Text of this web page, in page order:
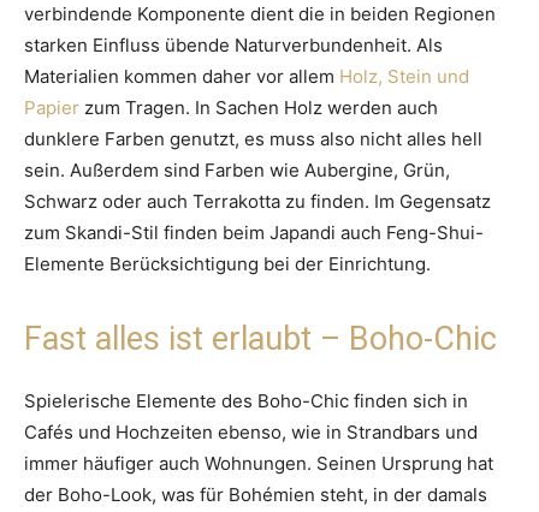
verbindende Komponente dient die in beiden Regionen
starken Einfluss übende Naturverbundenheit. Als
Materialien kommen daher vor allem Holz, Stein und
Papier zum Tragen. In Sachen Holz werden auch
dunklere Farben genutzt, es muss also nicht alles hell
sein. Außerdem sind Farben wie Aubergine, Grün,
Schwarz oder auch Terrakotta zu finden. Im Gegensatz
zum Skandi-Stil finden beim Japandi auch Feng-Shui-
Elemente Berücksichtigung bei der Einrichtung.
Fast alles ist erlaubt – Boho-Chic
Spielerische Elemente des Boho-Chic finden sich in
Cafés und Hochzeiten ebenso, wie in Strandbars und
immer häufiger auch Wohnungen. Seinen Ursprung hat
der Boho-Look, was für Bohémien steht, in der damals